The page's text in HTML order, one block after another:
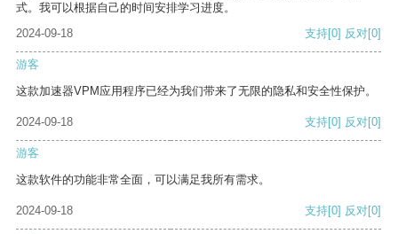
式。我可以根据自己的时间安排学习进度。
2024-09-18
支持[0] 反对[0]
游客
这款加速器VPM应用程序已经为我们带来了无限的隐私和安全性保护。
2024-09-18 支持[0] 反对[0]
游客
这款软件的功能非常全面，可以满足我所有需求。
2024-09-18 支持[0] 反对[0]